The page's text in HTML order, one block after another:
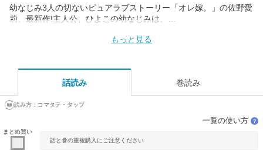
幼なじみ3人の切ないピュアラブストーリー「オレ嫁。」の佐野愛
莉、最新作!主人公、ひよこの幼なじみは、…
もっと見る
話読み 巻読み
読み方： コマタテ・タップ
まとめ買い
一覧の使い方 ？
話と巻の重複購入にご注意ください